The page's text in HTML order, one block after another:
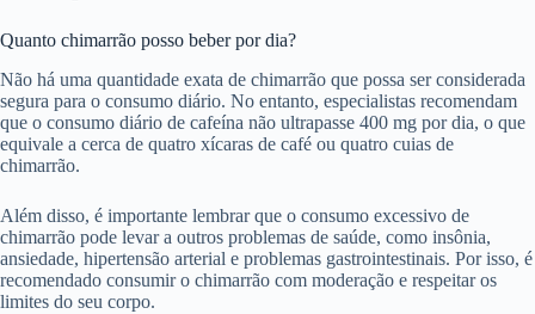
Quanto chimarrão posso beber por dia?
Não há uma quantidade exata de chimarrão que possa ser considerada
segura para o consumo diário. No entanto, especialistas recomendam
que o consumo diário de cafeína não ultrapasse 400 mg por dia, o que
equivale a cerca de quatro xícaras de café ou quatro cuias de
chimarrão.
Além disso, é importante lembrar que o consumo excessivo de
chimarrão pode levar a outros problemas de saúde, como insônia,
ansiedade, hipertensão arterial e problemas gastrointestinais. Por isso, é
recomendado consumir o chimarrão com moderação e respeitar os
limites do seu corpo.